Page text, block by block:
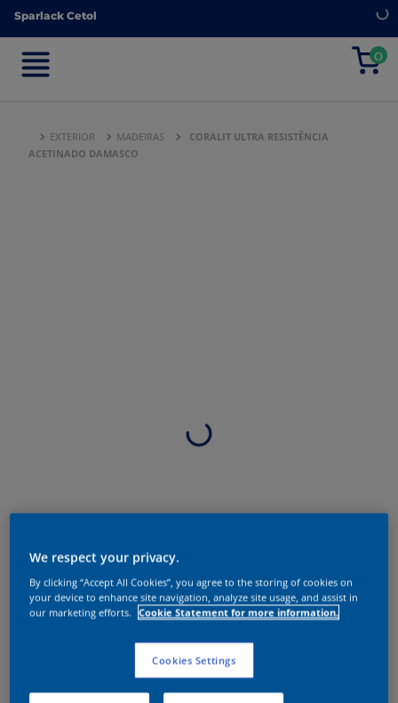
Sparlack Cetol
0
Sparlack Cetol
0
EXTERIOR MADEIRAS
CORALIT ULTRA RESISTÊNCIA
ACETINADO DAMASCO
We respect your privacy.
By clicking “Accept All Cookies”, you agree to the storing of cookies on
your device to enhance site navigation, analyze site usage, and assist in
our marketing efforts.
Cookie Statement for more information.
Cookies Settings